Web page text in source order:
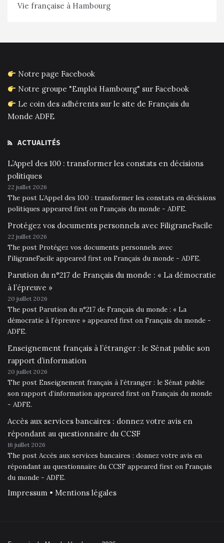
Vie française à Hambourg
Notre page Facebook
Notre groupe "Emploi Hambourg" sur Facebook
Le coin des adhérents sur le site de Français du
Monde ADFE
ACTUALITÉS
L’Appel des 100 : transformer les constats en décisions
politiques
22 juillet 2026
The post L’Appel des 100 : transformer les constats en décisions
politiques appeared first on Français du monde - ADFE.
Protégez vos documents personnels avec FiligraneFacile
22 juillet 2026
The post Protégez vos documents personnels avec
FiligraneFacile appeared first on Français du monde - ADFE.
Parution du n°217 de Français du monde : « La démocratie
à l’épreuve »
20 juillet 2026
The post Parution du n°217 de Français du monde : « La
démocratie à l’épreuve » appeared first on Français du monde -
ADFE.
Enseignement français à l’étranger : le Sénat publie son
rapport d’information
20 juillet 2026
The post Enseignement français à l’étranger : le Sénat publie
son rapport d’information appeared first on Français du monde
- ADFE.
Accès aux services bancaires : donnez votre avis en
répondant au questionnaire du CCSF
16 juillet 2026
The post Accès aux services bancaires : donnez votre avis en
répondant au questionnaire du CCSF appeared first on Français
du monde - ADFE.
Impressum • Mentions légales